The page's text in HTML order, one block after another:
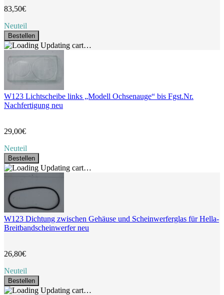
83,50€
Neuteil
Bestellen
Updating cart…
W123 Lichtscheibe links „Modell Ochsenauge“ bis Fgst.Nr.
Nachfertigung neu
29,00€
Neuteil
Bestellen
Updating cart…
W123 Dichtung zwischen Gehäuse und Scheinwerferglas für Hella-
Breitbandscheinwerfer neu
26,80€
Neuteil
Bestellen
Updating cart…